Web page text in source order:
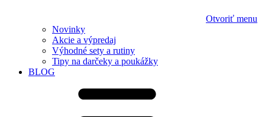
Otvoriť menu
Novinky
Akcie a výpredaj
Výhodné sety a rutiny
Tipy na darčeky a poukážky
BLOG